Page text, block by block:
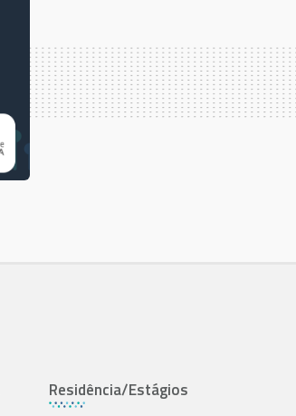
Residência/Estágios